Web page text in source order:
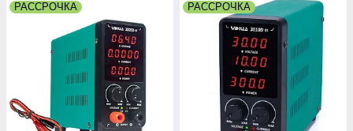
РАССРОЧКА РАССРОЧКА